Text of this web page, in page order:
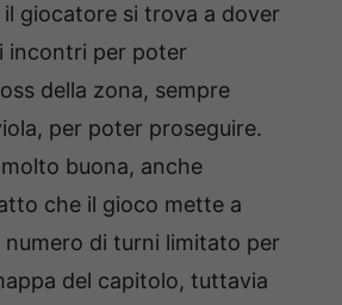
giocatore si trova a dover
incontri per poter
della zona, sempre
per poter proseguire.
molto buona, anche
che il gioco mette a
numero di turni limitato per
del capitolo, tuttavia